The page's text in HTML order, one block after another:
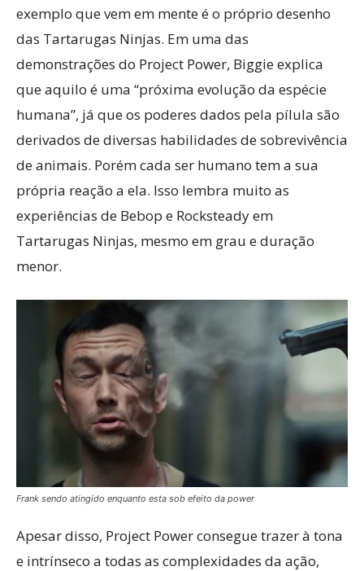
exemplo que vem em mente é o próprio desenho
das Tartarugas Ninjas. Em uma das
demonstrações do Project Power, Biggie explica
que aquilo é uma “próxima evolução da espécie
humana”, já que os poderes dados pela pílula são
derivados de diversas habilidades de sobrevivência
de animais. Porém cada ser humano tem a sua
própria reação a ela. Isso lembra muito as
experiências de Bebop e Rocksteady em
Tartarugas Ninjas, mesmo em grau e duração
menor.
Frank sendo atingido enquanto esta sob efeito da power
Apesar disso, Project Power consegue trazer à tona
e intrínseco a todas as complexidades da ação,